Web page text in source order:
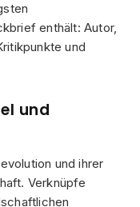
enthält: Autor,
und
und
und ihrer
Verknüpfe